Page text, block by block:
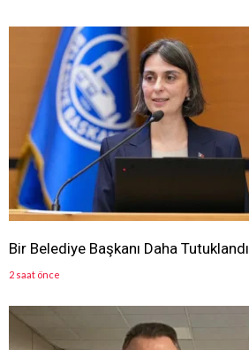
Bir Belediye Başkanı Daha Tutuklandı
2 saat önce